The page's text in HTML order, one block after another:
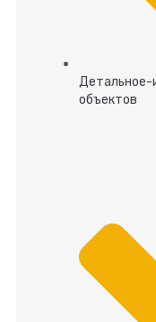
Детальное-
объектов